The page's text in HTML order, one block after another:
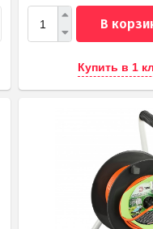
В
Купить в 1